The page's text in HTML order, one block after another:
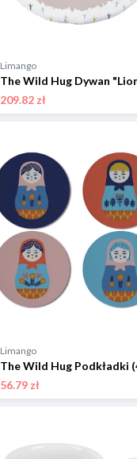
Limango
209.82 zł
Limango
56.79 zł